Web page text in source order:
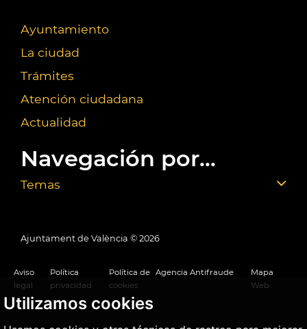
Utilizamos cookies
Ayuntamiento
La ciudad
Trámites
Atención ciudadana
Actualidad
Navegación por...
Temas
Ajuntament de València © 2026
Aviso
legal
Política
privacidad
Política de
cookies
Agencia Antifraude
Mapa
Web